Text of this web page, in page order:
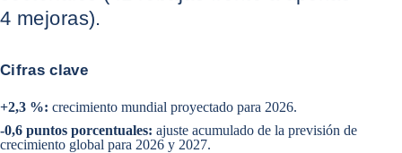
4 mejoras).
Cifras clave
+2,3 %: crecimiento mundial proyectado para 2026.
-0,6 puntos porcentuales: ajuste acumulado de la previsión de
crecimiento global para 2026 y 2027.